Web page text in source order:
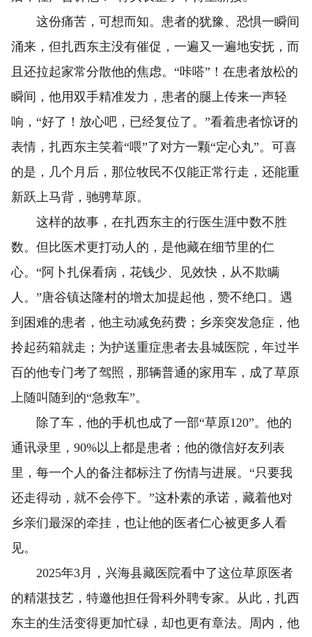
这份痛苦，可想而知。患者的犹豫、恐惧一瞬间
涌来，但扎西东主没有催促，一遍又一遍地安抚，而
且还拉起家常分散他的焦虑。“咔嗒”！在患者放松的
瞬间，他用双手精准发力，患者的腿上传来一声轻
响，“好了！放心吧，已经复位了。”看着患者惊讶的
表情，扎西东主笑着“喂”了对方一颗“定心丸”。可喜
的是，几个月后，那位牧民不仅能正常行走，还能重
新跃上马背，驰骋草原。
这样的故事，在扎西东主的行医生涯中数不胜
数。但比医术更打动人的，是他藏在细节里的仁
心。“阿卜扎保看病，花钱少、见效快，从不欺瞒
人。”唐谷镇达隆村的增太加提起他，赞不绝口。遇
到困难的患者，他主动减免药费；乡亲突发急症，他
拎起药箱就走；为护送重症患者去县城医院，年过半
百的他专门考了驾照，那辆普通的家用车，成了草原
上随叫随到的“急救车”。
除了车，他的手机也成了一部“草原120”。他的
通讯录里，90%以上都是患者；他的微信好友列表
里，每一个人的备注都标注了伤情与进展。“只要我
还走得动，就不会停下。”这朴素的承诺，藏着他对
乡亲们最深的牵挂，也让他的医者仁心被更多人看
见。
2025年3月，兴海县藏医院看中了这位草原医者
的精湛技艺，特邀他担任骨科外聘专家。从此，扎西
东主的生活变得更加忙碌，却也更有章法。周内，他